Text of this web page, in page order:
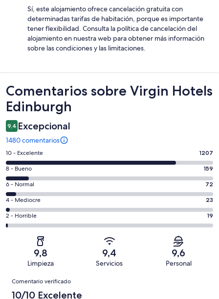
Sí, este alojamiento ofrece cancelación gratuita con
determinadas tarifas de habitación, porque es importante
tener flexibilidad. Consulta la política de cancelación del
alojamiento en nuestra web para obtener más información
sobre las condiciones y las limitaciones.
Comentarios
Comentarios sobre Virgin Hotels
Edinburgh
9,4 Excepcional
1480 comentarios
1207
comentarios
de
un
total
de
1480
con
puntuación
10 - Excelente 1207
159
comentarios
de
un
total
de
puntuación
8 - Bueno 159
72
comentarios
de
un
total
puntuación
6 - Normal 72
23
comentarios
de
una
puntuación
4 - Mediocre 23
19
comentarios
1480
2 - Horrible 19
9,8
Limpieza
9,4
Servicios
9,6
Personal
Comentarios
Comentario verificado
10/10 Excelente